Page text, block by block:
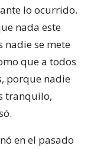
lo ocurrido.
nada este
nadie se mete
que a todos
porque nadie
tranquilo,
en el pasado